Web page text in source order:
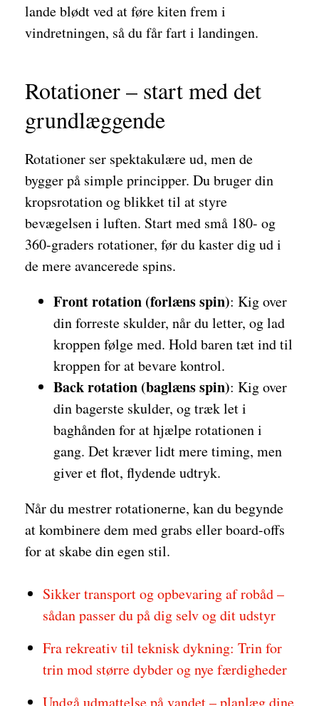
lande blødt ved at føre kiten frem i
vindretningen, så du får fart i landingen.
Rotationer – start med det
grundlæggende
Rotationer ser spektakulære ud, men de
bygger på simple principper. Du bruger din
kropsrotation og blikket til at styre
bevægelsen i luften. Start med små 180- og
360-graders rotationer, før du kaster dig ud i
de mere avancerede spins.
Front rotation (forlæns spin): Kig over
din forreste skulder, når du letter, og lad
kroppen følge med. Hold baren tæt ind til
kroppen for at bevare kontrol.
Back rotation (baglæns spin): Kig over
din bagerste skulder, og træk let i
baghånden for at hjælpe rotationen i
gang. Det kræver lidt mere timing, men
giver et flot, flydende udtryk.
Når du mestrer rotationerne, kan du begynde
at kombinere dem med grabs eller board-offs
for at skabe din egen stil.
Sikker transport og opbevaring af robåd –
sådan passer du på dig selv og dit udstyr
Fra rekreativ til teknisk dykning: Trin for
trin mod større dybder og nye færdigheder
Undgå udmattelse på vandet – planlæg dine